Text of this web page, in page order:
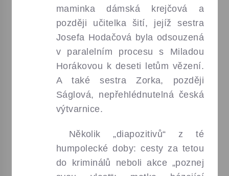
maminka dámská krejčová a
později učitelka šití, jejíž sestra
Josefa Hodačová byla odsouzená
v paralelním procesu s Miladou
Horákovou k deseti letům vězení.
A také sestra Zorka, později
Ságlová, nepřehlédnutelná česká
výtvarnice.
Několik „diapozitivů“ z té
humpolecké doby: cesty za tetou
do kriminálů neboli akce „poznej